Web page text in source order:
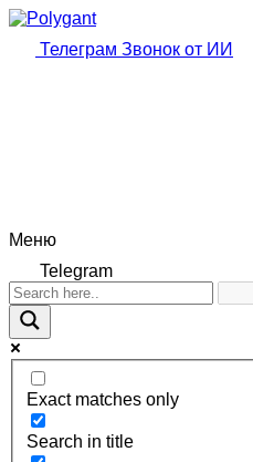
Телеграм Звонок от ИИ
Меню
Telegram
Exact matches only
Search in title